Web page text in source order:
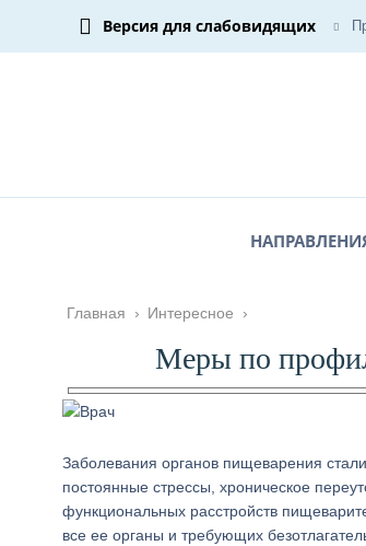
Версия для слабовидящих
Главная › Интересное ›
Меры по
Заболевания органов пищеварения
постоянные стрессы, хроническое
функциональных расстройств
все ее органы и требующих